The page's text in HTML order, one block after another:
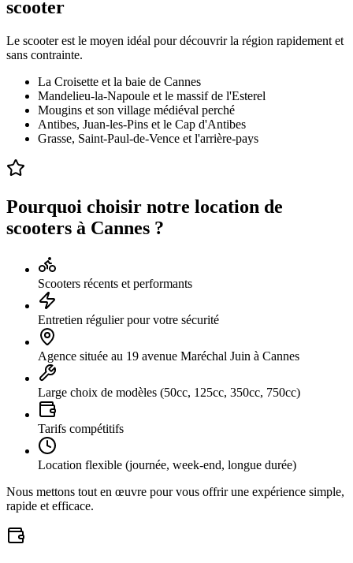
scooter
Le scooter est le moyen idéal pour découvrir la région rapidement et
sans contrainte.
La Croisette et la baie de Cannes
Mandelieu-la-Napoule et le massif de l'Esterel
Mougins et son village médiéval perché
Antibes, Juan-les-Pins et le Cap d'Antibes
Grasse, Saint-Paul-de-Vence et l'arrière-pays
Pourquoi choisir notre location de
scooters à Cannes ?
Scooters récents et performants
Entretien régulier pour votre sécurité
Agence située au 19 avenue Maréchal Juin à Cannes
Large choix de modèles (50cc, 125cc, 350cc, 750cc)
Tarifs compétitifs
Location flexible (journée, week-end, longue durée)
Nous mettons tout en œuvre pour vous offrir une expérience simple,
rapide et efficace.